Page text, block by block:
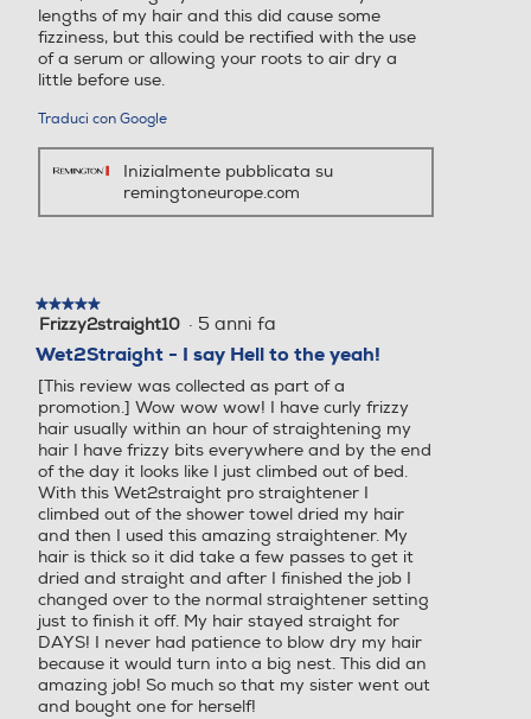
Tecnologia Advanced Wet2
Straight per l’utilizzo su cap
elli asciutti e umidi Esclusivo
sistema di ventilazione che
rimuove l’acqua in eccesso
completamente i capelli co
n l’asciugacapelli 2x più vel
oce – dimezza i tempi dello
midità: regola la temperatu
ra in base al contenuto di u
midità nel capello per una t
emperatura ottimale e per
prevenire i danni
Ionizzatore Ionizzatore
Funzione aria fredda Funzione aria fredda
Funzione rotante Funzione rotante
lengths of my hair and this did cause some
fizziness, but this could be rectified with the use
of a serum or allowing your roots to air dry a
little before use.
Traduci con Google
Inizialmente pubblicata su
remingtoneurope.com
★★★★★
★★★★★
5
5
stelle.
Frizzy2straight10 · 5 anni fa
Wet2Straight - I say Hell to the yeah!
[This review was collected as part of a
promotion.] Wow wow wow! I have curly frizzy
hair usually within an hour of straightening my
hair I have frizzy bits everywhere and by the end
of the day it looks like I just climbed out of bed.
With this Wet2straight pro straightener I
climbed out of the shower towel dried my hair
and then I used this amazing straightener. My
hair is thick so it did take a few passes to get it
dried and straight and after I finished the job I
changed over to the normal straightener setting
just to finish it off. My hair stayed straight for
DAYS! I never had patience to blow dry my hair
because it would turn into a big nest. This did an
amazing job! So much so that my sister went out
and bought one for herself!